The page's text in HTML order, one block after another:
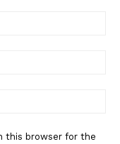
this browser for the